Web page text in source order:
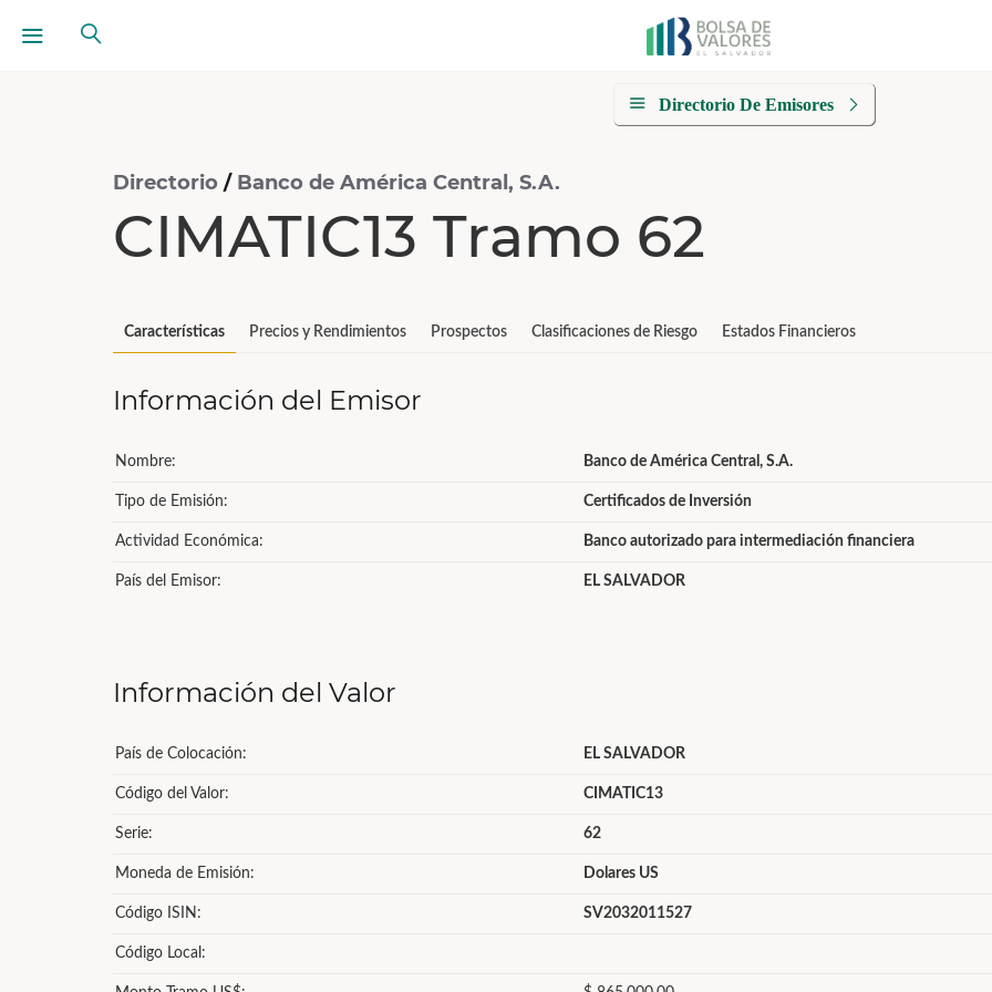
Directorio De Emisores
Directorio / Banco de América Central, S.A.
CIMATIC13 Tramo 62
Características Precios y Rendimientos Prospectos Clasificaciones de Riesgo Estados Financieros
Información del Emisor
Nombre: Banco de América Central, S.A.
Tipo de Emisión: Certificados de Inversión
Actividad Económica: Banco autorizado para intermediación financiera
País del Emisor: EL SALVADOR
Información del Valor
País de Colocación: EL SALVADOR
Código del Valor: CIMATIC13
Serie: 62
Moneda de Emisión: Dolares US
Código ISIN: SV2032011527
Código Local: